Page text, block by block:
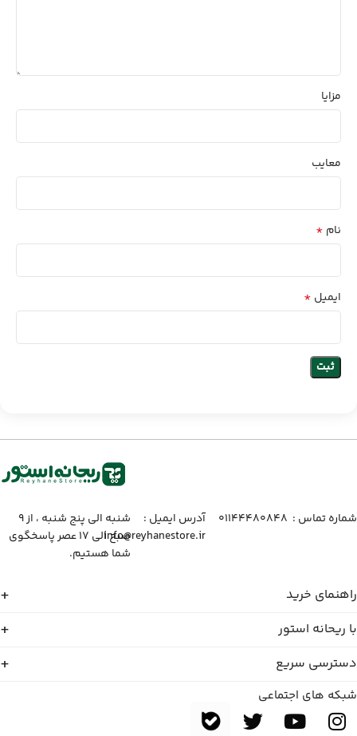
مزایا
معایب
نام *
ایمیل *
شماره تماس :‌ ۰۱۱۴۴۴۸۰۸۴۸
آدرس ایمیل :‌
info@reyhanestore.ir
شنبه الی پنج شنبه ، از ۹
صبح الی ۱۷ عصر پاسخگوی
شما هستیم.
راهنمای خرید
با ریحانه استور
دسترسی سریع
شبکه های اجتماعی